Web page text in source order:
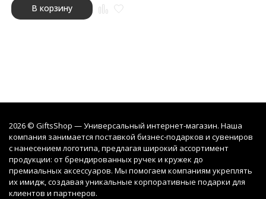
В корзину
2026 © GiftsShop — Универсальный интернет-магазин. Наша
компания занимается поставкой бизнес-подарков и сувениров
с нанесением логотипа, предлагая широкий ассортимент
продукции: от брендированных ручек и кружек до
премиальных аксессуаров. Мы помогаем компаниям укреплять
их имидж, создавая уникальные корпоративные подарки для
клиентов и партнеров.